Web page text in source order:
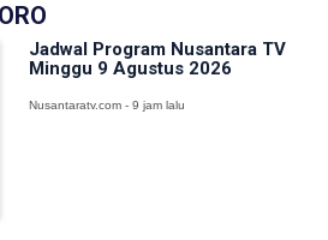
Jadwal Program Nusantara TV
Minggu 9 Agustus 2026
Nusantaratv.com - 9 jam lalu